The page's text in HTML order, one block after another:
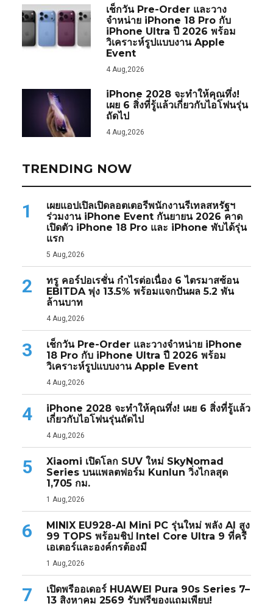
เช็กวัน Pre-Order และวาง
จำหน่าย iPhone 18 Pro กับ
iPhone Ultra ปี 2026 พร้อม
วิเคราะห์รูปแบบงาน Apple
Event
4 Aug,2026
iPhone 2028 จะทำให้คุณทึ่ง!
เผย 6 สิ่งที่รู้แล้วเกี่ยวกับไอโฟนรุ่น
ถัดไป
4 Aug,2026
TRENDING NOW
1
เผยแอปเปิลเปิดลอตเตอรีพนักงานรีเทลสหรัฐฯ
ร่วมงาน iPhone Event กันยายน 2026 คาด
เปิดตัว iPhone 18 Pro และ iPhone พับได้รุ่น
แรก
5 Aug,2026
2
ทรู คอร์ปอเรชั่น กำไรต่อเนื่อง 6 ไตรมาสซ้อน
EBITDA พุ่ง 13.5% พร้อมแจกปันผล 5.2 พัน
ล้านบาท
4 Aug,2026
3
เช็กวัน Pre-Order และวางจำหน่าย iPhone
18 Pro กับ iPhone Ultra ปี 2026 พร้อม
วิเคราะห์รูปแบบงาน Apple Event
4 Aug,2026
4
iPhone 2028 จะทำให้คุณทึ่ง! เผย 6 สิ่งที่รู้แล้ว
เกี่ยวกับไอโฟนรุ่นถัดไป
4 Aug,2026
5
Xiaomi เปิดโลก SUV ใหม่ SkyNomad
Series บนแพลตฟอร์ม Kunlun วิ่งไกลสุด
1,705 กม.
1 Aug,2026
6
MINIX EU928-AI Mini PC รุ่นใหม่ พลัง AI สูง
99 TOPS พร้อมชิป Intel Core Ultra 9 ที่ครี
เอเตอร์และองค์กรต้องมี
1 Aug,2026
7
เปิดพรีออเดอร์ HUAWEI Pura 90s Series 7–
13 สิงหาคม 2569 รับฟรีของแถมเพียบ!